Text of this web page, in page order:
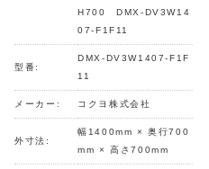
H700 DMX-DV3W14
07-F1F11
型番:
DMX-DV3W1407-F1F
11
メーカー: コクヨ株式会社
外寸法:
幅1400mm × 奥行700
mm × 高さ700mm